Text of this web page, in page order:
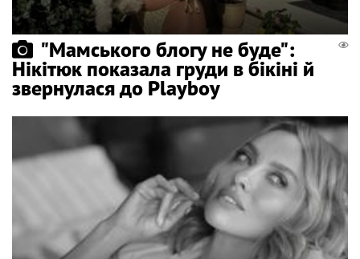
"Мамського блогу не буде":
Нікітюк показала груди в бікіні й
звернулася до Playboy